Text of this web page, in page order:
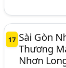
17 Sài Gòn
Thương
Nhơn